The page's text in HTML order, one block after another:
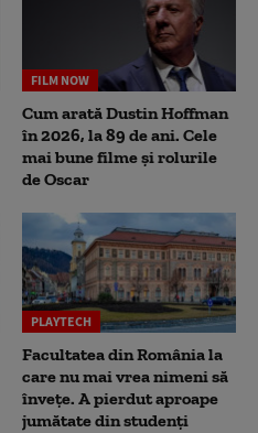
FILM NOW
Cum arată Dustin Hoffman
în 2026, la 89 de ani. Cele
mai bune filme și rolurile
de Oscar
PLAYTECH
Facultatea din România la
care nu mai vrea nimeni să
înveţe. A pierdut aproape
jumătate din studenţi